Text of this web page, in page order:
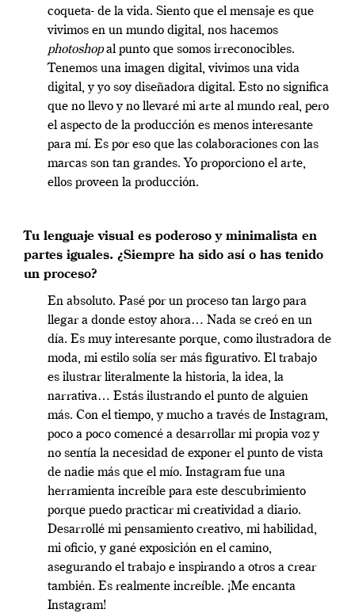
coqueta- de la vida. Siento que el mensaje es que
vivimos en un mundo digital, nos hacemos
photoshopal punto que somos irreconocibles.
Tenemos una imagen digital, vivimos una vida
digital, y yo soy diseñadora digital. Esto no significa
que no llevo y no llevaré mi arte al mundo real, pero
el aspecto de la producción es menos interesante
para mí. Es por eso que las colaboraciones con las
marcas son tan grandes. Yo proporciono el arte,
ellos proveen la producción.
Tu lenguaje visual es poderoso y minimalista en
partes iguales. ¿Siempre ha sido así o has tenido
un proceso?
En absoluto. Pasé por un proceso tan largo para
llegar a donde estoy ahora… Nada se creó en un
día. Es muy interesante porque, como ilustradora de
moda, mi estilo solía ser más figurativo. El trabajo
es ilustrar literalmente la historia, la idea, la
narrativa… Estás ilustrando el punto de alguien
más. Con el tiempo, y mucho a través de Instagram,
poco a poco comencé a desarrollar mi propia voz y
no sentía la necesidad de exponer el punto de vista
de nadie más que el mío. Instagram fue una
herramienta increíble para este descubrimiento
porque puedo practicar mi creatividad a diario.
Desarrollé mi pensamiento creativo, mi habilidad,
mi oficio, y gané exposición en el camino,
asegurando el trabajo e inspirando a otros a crear
también. Es realmente increíble. ¡Me encanta
Instagram!